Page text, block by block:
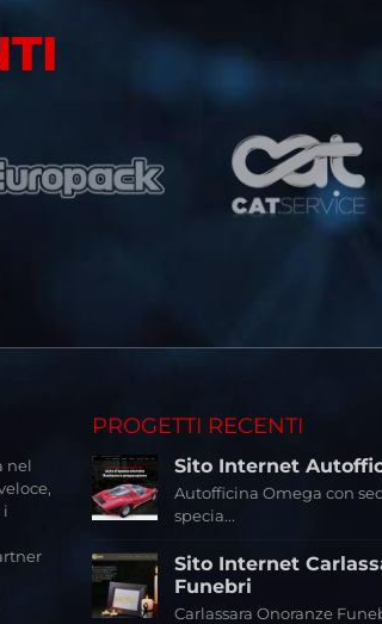
nel
i
PROGETTI RECENTI
Sito Internet
Autofficina Omega con
specia...
Sito Internet
Funebri
Carlassara Onoranze